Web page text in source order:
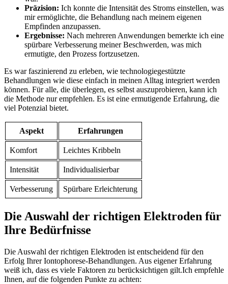
Präzision: Ich konnte die Intensität des Stroms⁢ einstellen, was
mir ermöglichte, die Behandlung nach ⁣meinem ‍eigenen
Empfinden ‌anzupassen.
Ergebnisse: Nach mehreren Anwendungen ⁢bemerkte ich eine
spürbare Verbesserung meiner Beschwerden, was ⁤mich⁤
ermutigte, den Prozess fortzusetzen.
Es war faszinierend zu erleben, wie⁤ technologiegestützte
Behandlungen wie diese einfach in meinen ⁢Alltag integriert werden
können. ‍Für alle,⁤ die überlegen, es selbst auszuprobieren,⁣ kann ich‌
die Methode nur ​empfehlen. Es ist eine ermutigende Erfahrung, die⁣
viel Potenzial bietet.
Aspekt Erfahrungen
Komfort Leichtes Kribbeln
Intensität Individualisierbar
Verbesserung Spürbare Erleichterung
Die Auswahl ⁢der ‍richtigen Elektroden für
Ihre Bedürfnisse
Die Auswahl ​der richtigen Elektroden ist entscheidend für den
⁢Erfolg Ihrer Iontophorese-Behandlungen. Aus eigener Erfahrung
weiß ich, ⁢dass ​es viele Faktoren​ zu berücksichtigen ​gilt.Ich empfehle
⁢Ihnen,⁣ auf ⁤die folgenden Punkte zu achten: